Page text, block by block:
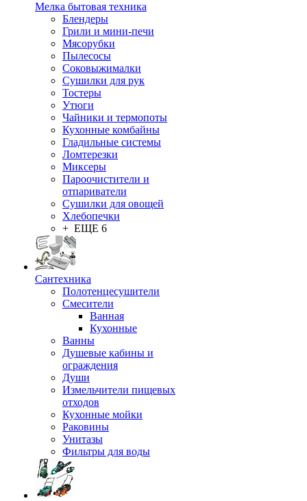
Мелка бытовая техника
Блендеры
Грили и мини-печи
Мясорубки
Пылесосы
Соковыжималки
Сушилки для рук
Тостеры
Утюги
Чайники и термопоты
Кухонные комбайны
Гладильные системы
Ломтерезки
Миксеры
Пароочистители и
отпариватели
Сушилки для овощей
Хлебопечки
+ ЕЩЕ 6
Сантехника
Полотенцесушители
Смесители
Ванная
Кухонные
Ванны
Душевые кабины и
ограждения
Души
Измельчители пищевых
отходов
Кухонные мойки
Раковины
Унитазы
Фильтры для воды